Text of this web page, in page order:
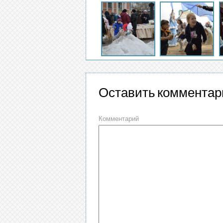
Оставить
Комментарий